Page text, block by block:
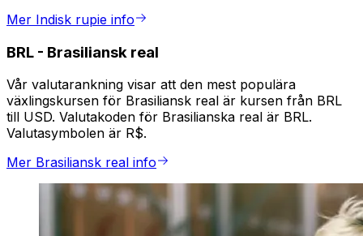
Mer Indisk rupie info
BRL - Brasiliansk real
Vår valutarankning visar att den mest populära
växlingskursen för Brasiliansk real är kursen från BRL
till USD. Valutakoden för Brasilianska real är BRL.
Valutasymbolen är R$.
Mer Brasiliansk real info